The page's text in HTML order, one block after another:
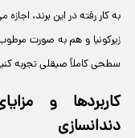
سطحی کاملاً صیقلی تجربه
کاربردها و
دندانسازی